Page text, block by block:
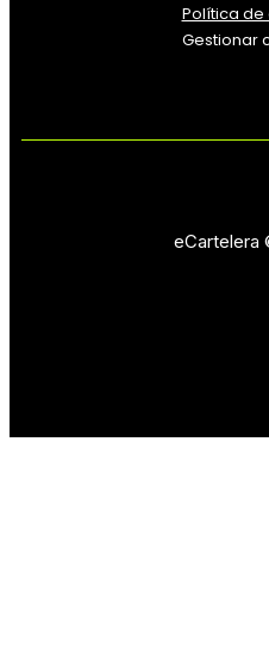
Política de
Gestionar
eCartelera